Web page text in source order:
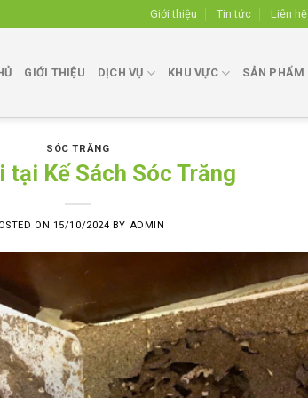
Giới thiệu Tin tức Liên hệ
GIỚI THIỆU DỊCH VỤ KHU VỰC SẢN PHẨM
SÓC TRĂNG
tại Kế Sách Sóc Trăng
ON 15/10/2024 BY ADMIN